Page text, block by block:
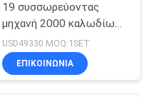
19 συσσωρεύοντας
μηχανή 2000 καλωδίων
χαλκού PC ελεγκτής
PLC περιστροφής/
λεπτό
USD49330 MOQ:1SET
ΕΠΙΚΟΙΝΩΝΊΑ